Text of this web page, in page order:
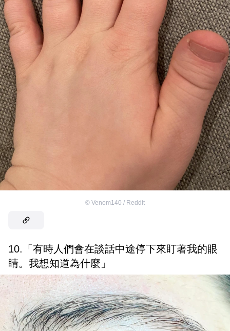
© Venom140 / Reddit
10.「有時人們會在談話中途停下來盯著我的眼
睛。我想知道為什麼」